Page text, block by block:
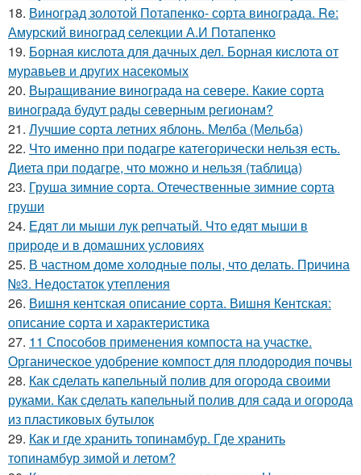
18. Виноград золотой Потапенко- сорта винограда. Re:
Амурский виноград селекции А.И Потапенко
19. Борная кислота для дачных дел. Борная кислота от
муравьев и других насекомых
20. Выращивание винограда на севере. Какие сорта
винограда будут рады северным регионам?
21. Лучшие сорта летних яблонь. Мелба (Мельба)
22. Что именно при подагре категорически нельзя есть.
Диета при подагре, что можно и нельзя (таблица)
23. Груша зимние сорта. Отечественные зимние сорта
груши
24. Едят ли мыши лук репчатый. Что едят мыши в
природе и в домашних условиях
25. В частном доме холодные полы, что делать. Причина
№3. Недостаток утепления
26. Вишня кентская описание сорта. Вишня Кентская:
описание сорта и характеристика
27. 11 Способов применения компоста на участке.
Органическое удобрение компост для плодородия почвы
28. Как сделать капельный полив для огорода своими
руками. Как сделать капельный полив для сада и огорода
из пластиковых бутылок
29. Как и где хранить топинамбур. Где хранить
топинамбур зимой и летом?